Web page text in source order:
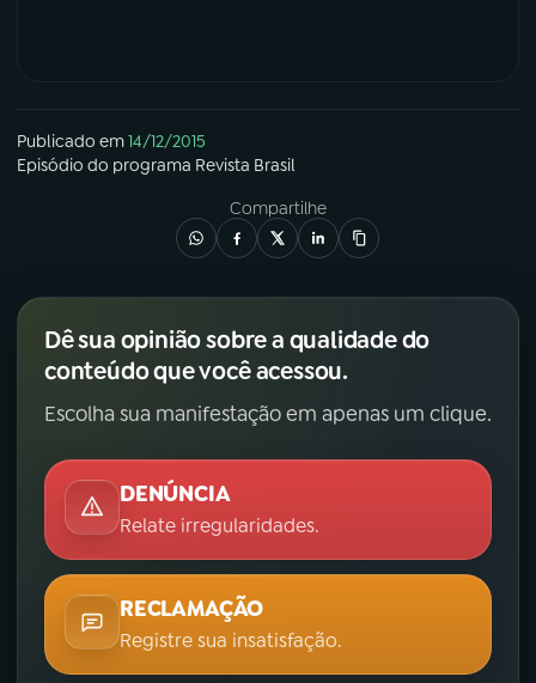
Publicado em14/12/2015
Episódio do programa Revista Brasil
Compartilhe
Dê sua opinião sobre a qualidade do
conteúdo que você acessou.
Escolha sua manifestação em apenas um clique.
DENÚNCIA
Relate irregularidades.
RECLAMAÇÃO
Registre sua insatisfação.